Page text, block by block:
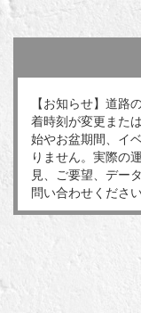
【お知らせ】道路
着時刻が変更また
始やお盆期間、イ
りません。実際の
見、ご要望、デー
問い合わせください